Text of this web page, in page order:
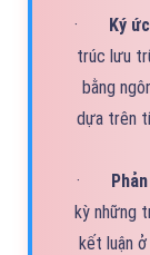
· Ký
trúc lưu
bằng
dựa trên
·
kỳ những
kết luận